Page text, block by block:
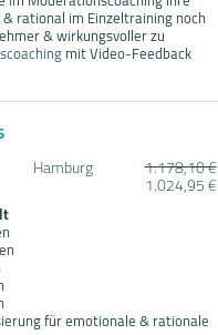
rational im Einzeltraining noch
& wirkungsvoller zu
mit Video-Feedback
Hamburg 1.178,10 €
1.024,95 €
für emotionale & rationale